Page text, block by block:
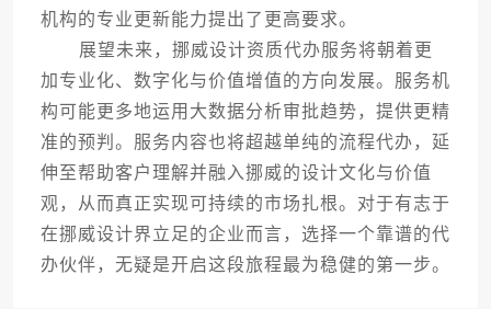
机构的专业更新能力提出了更高要求。
展望未来，挪威设计资质代办服务将朝着更
加专业化、数字化与价值增值的方向发展。服务机
构可能更多地运用大数据分析审批趋势，提供更精
准的预判。服务内容也将超越单纯的流程代办，延
伸至帮助客户理解并融入挪威的设计文化与价值
观，从而真正实现可持续的市场扎根。对于有志于
在挪威设计界立足的企业而言，选择一个靠谱的代
办伙伴，无疑是开启这段旅程最为稳健的第一步。